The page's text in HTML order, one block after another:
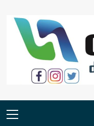
contenido
Menú